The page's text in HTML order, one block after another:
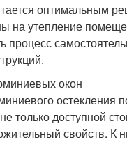
оптимальным
на утепление
процесс
окон
остекления
только доступной
свойств. К